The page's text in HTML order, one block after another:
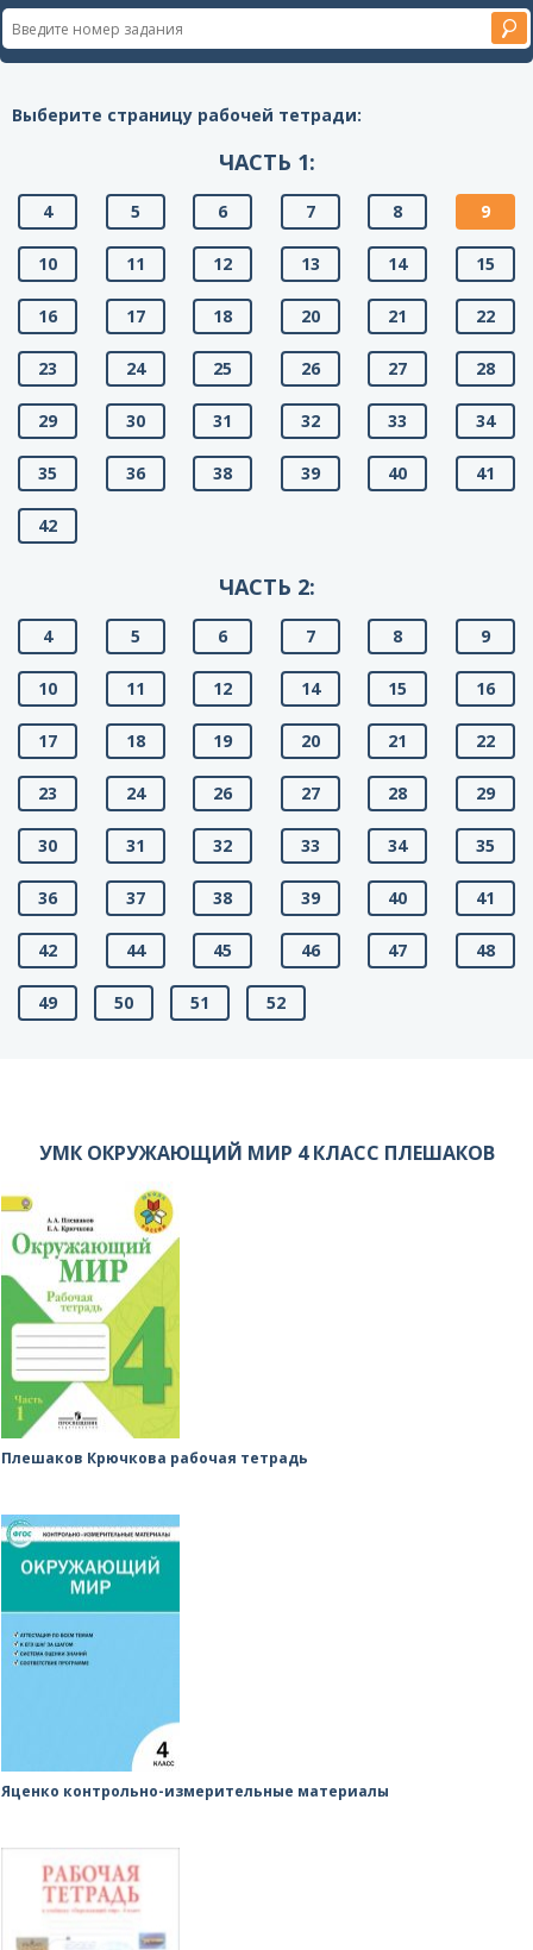
Выберите страницу рабочей тетради:
ЧАСТЬ 1:
4 5 6 7 8 9
10 11 12 13 14 15
16 17 18 20 21 22
23 24 25 26 27 28
29 30 31 32 33 34
35 36 38 39 40 41
42
ЧАСТЬ 2:
4 5 6 7 8 9
10 11 12 14 15 16
17 18 19 20 21 22
23 24 26 27 28 29
30 31 32 33 34 35
36 37 38 39 40 41
42 44 45 46 47 48
49 50 51 52
УМК ОКРУЖАЮЩИЙ МИР 4 КЛАСС ПЛЕШАКОВ
Плешаков Крючкова рабочая тетрадь
Яценко контрольно-измерительные материалы